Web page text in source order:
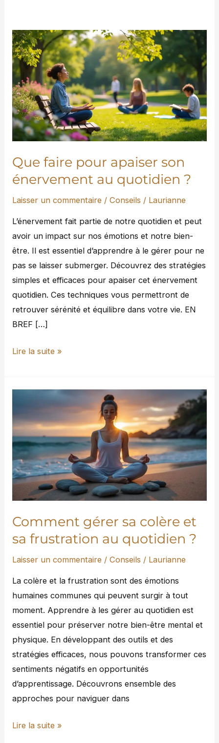
Que faire pour apaiser son
énervement au quotidien ?
Laisser un commentaire /Conseils / Laurianne
L’énervement fait partie de notre quotidien et peut
avoir un impact sur nos émotions et notre bien-
être. Il est essentiel d’apprendre à le gérer pour ne
pas se laisser submerger. Découvrez des stratégies
simples et efficaces pour apaiser cet énervement
quotidien. Ces techniques vous permettront de
retrouver sérénité et équilibre dans votre vie. EN
BREF […]
Que
faire
pour
apaiser
son
énervement
au
quotidien
Lire la suite »
Comment gérer sa colère et
sa frustration au quotidien ?
Laisser un commentaire /Conseils / Laurianne
La colère et la frustration sont des émotions
humaines communes qui peuvent surgir à tout
moment. Apprendre à les gérer au quotidien est
essentiel pour préserver notre bien-être mental et
physique. En développant des outils et des
stratégies efficaces, nous pouvons transformer ces
sentiments négatifs en opportunités
d’apprentissage. Découvrons ensemble des
approches pour naviguer dans
sa
colère
sa
frustration
au
?
Lire la suite »